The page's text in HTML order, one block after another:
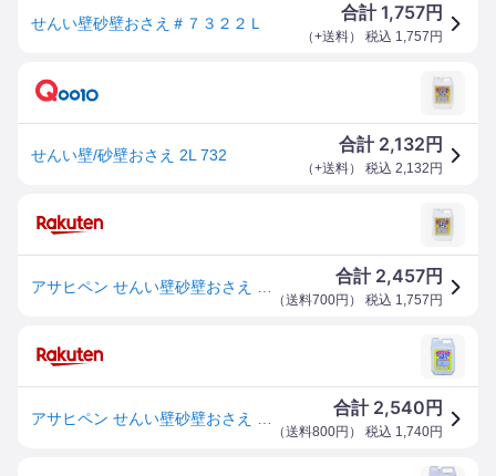
せんい壁砂壁おさえ＃７３２２Ｌ
合計1,757円
（+送料） 税込 1,757 円
せんい壁/砂壁おさえ 2L 732
合計 2,132 円
（+送料） 税込 2,132 円
合計 2,457円
（送料700円 ） 税込 1,757 円
合計 2,540 円
（送料800円 ） 税込 1,740円